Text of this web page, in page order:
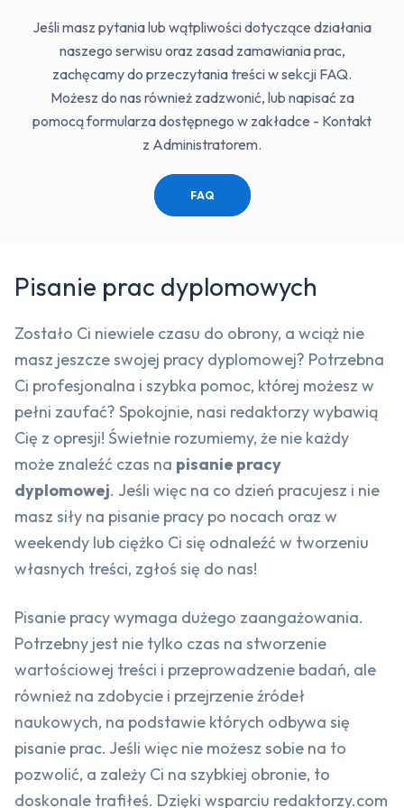
Jeśli masz pytania lub wątpliwości dotyczące działania
naszego serwisu oraz zasad zamawiania prac,
zachęcamy do przeczytania treści w sekcji FAQ.
Możesz do nas również zadzwonić, lub napisać za
pomocą formularza dostępnego w zakładce - Kontakt
z Administratorem.
FAQ
Pisanie prac dyplomowych
Zostało Ci niewiele czasu do obrony, a wciąż nie
masz jeszcze swojej pracy dyplomowej? Potrzebna
Ci profesjonalna i szybka pomoc, której możesz w
pełni zaufać? Spokojnie, nasi redaktorzy wybawią
Cię z opresji! Świetnie rozumiemy, że nie każdy
może znaleźć czas na pisanie pracy
dyplomowej. Jeśli więc na co dzień pracujesz i nie
masz siły na pisanie pracy po nocach oraz w
weekendy lub ciężko Ci się odnaleźć w tworzeniu
własnych treści, zgłoś się do nas!
Pisanie pracy wymaga dużego zaangażowania.
Potrzebny jest nie tylko czas na stworzenie
wartościowej treści i przeprowadzenie badań, ale
również na zdobycie i przejrzenie źródeł
naukowych, na podstawie których odbywa się
pisanie prac. Jeśli więc nie możesz sobie na to
pozwolić, a zależy Ci na szybkiej obronie, to
doskonale trafiłeś. Dzięki wsparciu redaktorzy.com